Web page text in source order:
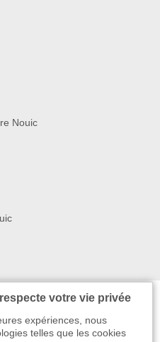
Nouic
votre vie privée
expériences, nous
telles que les cookies